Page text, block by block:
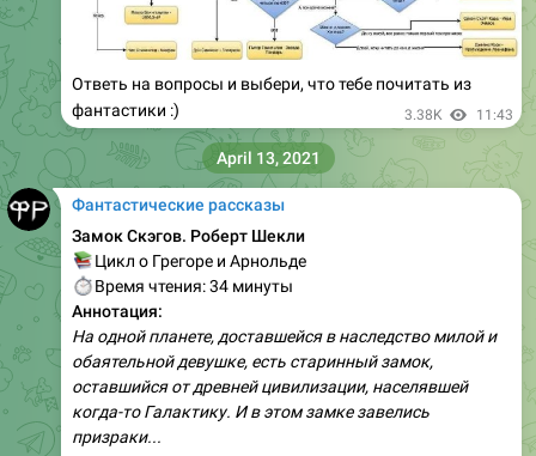
Ответь на вопросы и выбери, что тебе почитать из
фантастики :)
3.38K 11:43
Фантастические рассказы
Замок Скэгов. Роберт Шекли
Цикл о Грегоре и Арнольде
Время чтения: 34 минуты
Аннотация:
На одной планете, доставшейся в наследство милой и
обаятельной девушке, есть старинный замок,
оставшийся от древней цивилизации, населявшей
когда-то Галактику. И в этом замке завелись
призраки...
April 13, 2021